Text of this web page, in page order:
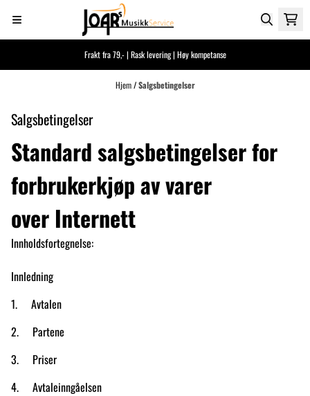
Hopp til innhold
Frakt fra 79,- | Rask levering | Høy kompetanse
Hjem/Salgsbetingelser
Salgsbetingelser
Standard salgsbetingelser for
forbrukerkjøp av varer
over Internett
Innholdsfortegnelse:
Innledning
1. Avtalen
2. Partene
3. Priser
4. Avtaleinngåelsen